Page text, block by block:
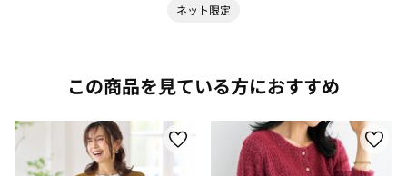
ネット限定
この商品を見ている方におすすめ